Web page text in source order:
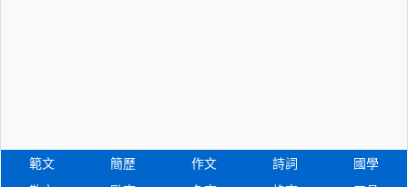
範文 簡歷 作文 詩詞
國學